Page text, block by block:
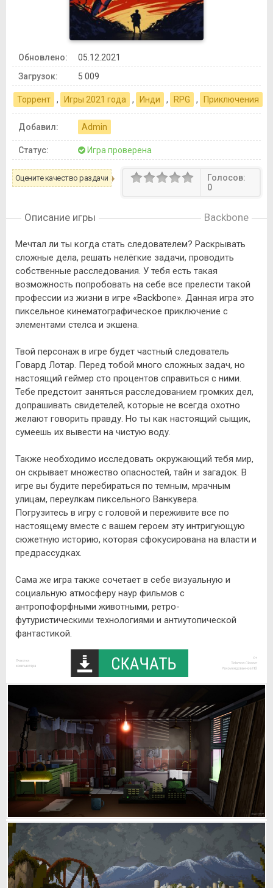
Обновлено:
05.12.2021
Загрузок:
5 009
Торрент , Игры 2021 года , Инди , RPG , Приключения
Добавил: Admin
Статус: Игра проверена
Оцените качество раздачи
Голосов:
0
Описание игры Backbone
Мечтал ли ты когда стать следователем? Раскрывать
сложные дела, решать нелёгкие задачи, проводить
собственные расследования. У тебя есть такая
возможность попробовать на себе все прелести такой
профессии из жизни в игре «Backbone». Данная игра это
пиксельное кинематографическое приключение с
элементами стелса и экшена.
Твой персонаж в игре будет частный следователь
Говард Лотар. Перед тобой много сложных задач, но
настоящий геймер сто процентов справиться с ними.
Тебе предстоит заняться расследованием громких дел,
допрашивать свидетелей, которые не всегда охотно
желают говорить правду. Но ты как настоящий сыщик,
сумеешь их вывести на чистую воду.
Также необходимо исследовать окружающий тебя мир,
он скрывает множество опасностей, тайн и загадок. В
игре вы будите перебираться по темным, мрачным
улицам, переулкам пиксельного Ванкувера.
Погрузитесь в игру с головой и переживите все по
настоящему вместе с вашем героем эту интригующую
сюжетную историю, которая сфокусирована на власти и
предрассудках.
Сама же игра также сочетает в себе визуальную и
социальную атмосферу наур фильмов с
антропофорфными животными, ретро-
футуристическими технологиями и антиутопической
фантастикой.